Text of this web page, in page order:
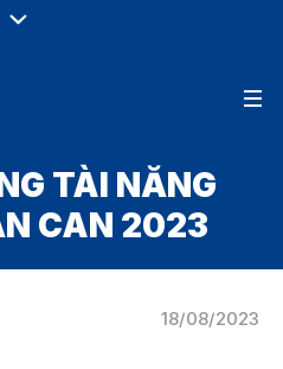
TÀI NĂNG
CAN 2023
18/08/2023